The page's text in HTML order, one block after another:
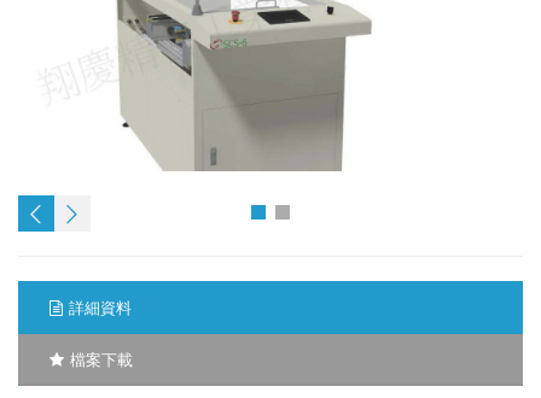
詳細資料
檔案下載